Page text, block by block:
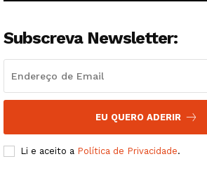
Subscreva Newsletter:
EU QUERO ADERIR
Li e aceito a Política de Privacidade.